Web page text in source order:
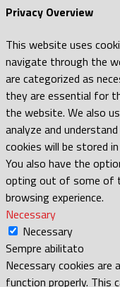
Privacy Overview
This website uses
navigate through the
are categorized as
they are essential for
the website. We also
analyze and
cookies will be stored
You also have the
opting out of some of
browsing experience.
Necessary
Necessary
Sempre abilitato
Necessary cookies
function properly. This